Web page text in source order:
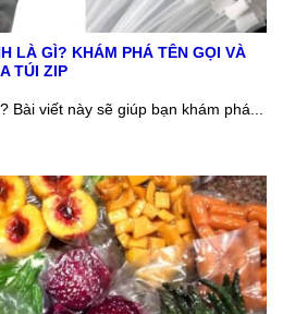
LÀ GÌ? KHÁM PHÁ TÊN GỌI VÀ
TÚI ZIP
Bài viết này sẽ giúp bạn khám phá...